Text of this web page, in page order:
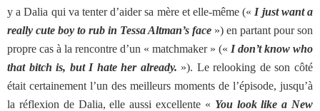
y a Dalia qui va tenter d’aider sa mère et elle-même (« I just want a
really cute boy to rub in Tessa Altman’s face ») en partant pour son
propre cas à la rencontre d’un « matchmaker » (« I don’t know who
that bitch is, but I hate her already. »). Le relooking de son côté
était certainement l’un des meilleurs moments de l’épisode, jusqu’à
la réflexion de Dalia, elle aussi excellente « You look like a New